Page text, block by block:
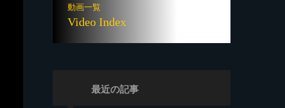
動画一覧
Video Index
最近の記事